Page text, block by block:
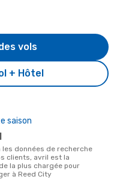
+ Hôtel
vols
saison
clients, avril est la
la plus chargée pour
à Reed City